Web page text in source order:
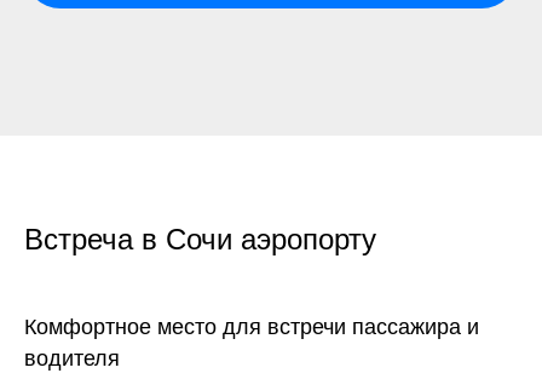
Встреча в Сочи аэропорту
Комфортное место для встречи пассажира и
водителя